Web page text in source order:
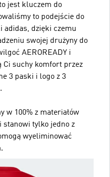
jest kluczem do
to podejście do
adidas, dzięki czemu
swojej drużyny do
AEROREADY i
Ci suchy komfort przez
3 paski i logo z 3
w 100% z materiałów
stanowi tylko jedno z
wyeliminować